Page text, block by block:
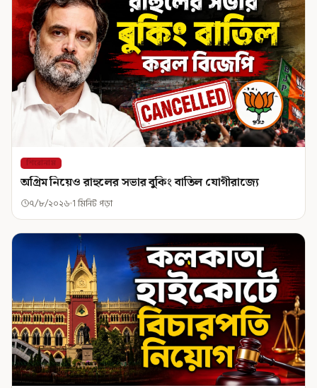
শিরোনাম
অগ্রিম নিয়েও রাহুলের সভার বুকিং বাতিল যোগীরাজ্যে
৭/৮/২০২৬ 1 মিনিট পড়া